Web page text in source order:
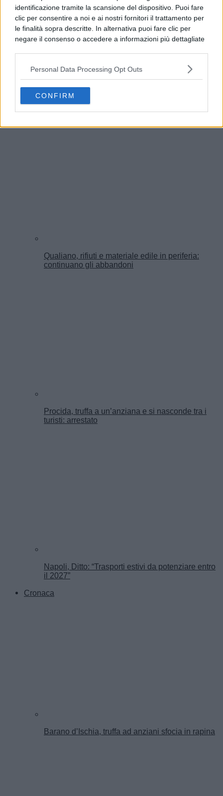
identificazione tramite la scansione del dispositivo. Puoi fare
clic per consentire a noi e ai nostri fornitori il trattamento per
le finalità sopra descritte. In alternativa puoi fare clic per
negare il consenso o accedere a informazioni più dettagliate
possono non richiedere il tuo consenso, ma hai il diritto di
opporti a tale trattamento. Le tue preferenze si
preferenze in qualsiasi momento ritornando su questo sito o
consultando la nostrainformativa sulla riservatezza.
Personal Data Processing Opt Outs
CONFIRM
Addio a Francesco Guccini, il poeta della musica
Qualiano, rifiuti e materiale edile in periferia:
continuano gli abbandoni
Procida, truffa a un’anziana e si nasconde tra i
turisti: arrestato
Napoli, Ditto: “Trasporti estivi da potenziare entro
il 2027”
Cronaca
Barano d’Ischia, truffa ad anziani sfocia in rapina